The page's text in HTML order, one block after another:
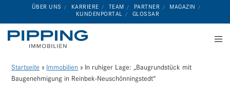
ÜBER UNS KARRIERE TEAM PARTNER
MAGAZIN
KUNDENPORTAL
GLOSSAR
Startseite » Immobilien » In ruhiger Lage: „Baugrundstück mit
Baugenehmigung in Reinbek-Neuschönningstedt“